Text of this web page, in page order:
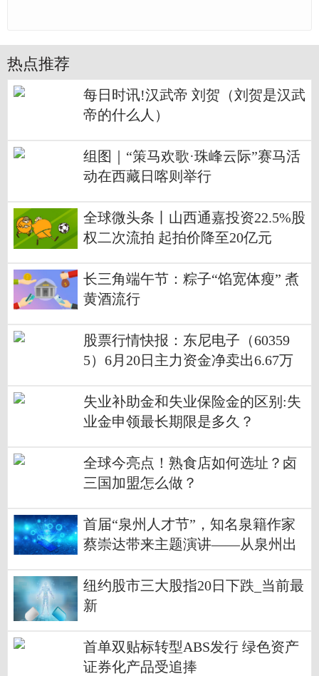
热点推荐
每日时讯!汉武帝 刘贺（刘贺是汉武
帝的什么人）
组图｜“策马欢歌·珠峰云际”赛马活
动在西藏日喀则举行
全球微头条丨山西通嘉投资22.5%股
权二次流拍 起拍价降至20亿元
长三角端午节：粽子“馅宽体瘦” 煮
黄酒流行
股票行情快报：东尼电子（60359
5）6月20日主力资金净卖出6.67万
失业补助金和失业保险金的区别:失
业金申领最长期限是多久？
全球今亮点！熟食店如何选址？卤
三国加盟怎么做？
首届“泉州人才节”，知名泉籍作家
蔡崇达带来主题演讲——从泉州出
纽约股市三大股指20日下跌_当前最
新
首单双贴标转型ABS发行 绿色资产
证券化产品受追捧